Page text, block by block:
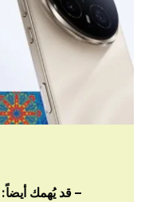
– قد يُهمك أيضاً: